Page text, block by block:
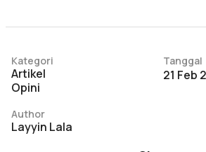
Kategori
Artikel
Opini
Tanggal
21 Feb
Author
Layyin Lala